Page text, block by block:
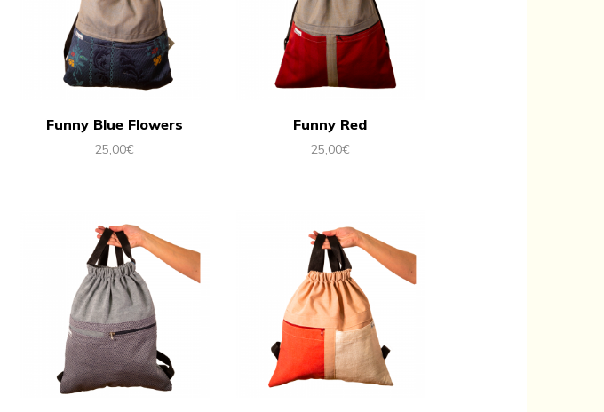
Funny Blue Flowers
25,00€
Funny Red
25,00€